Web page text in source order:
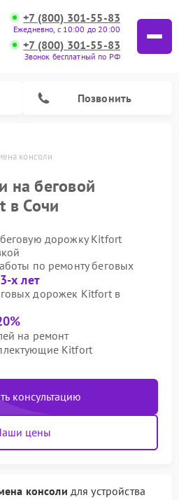
+7 (800) 301-55-83
Ежедневно, с 10:00 до 20:00
+7 (800) 301-55-83
Звонок бесплатный по РФ
Позвонить
консоли
на беговой
в Сочи
дорожку Kitfort
по ремонту беговых
х лет
дорожек Kitfort в
на ремонт
Kitfort
консультацию
цены
консоли для устройства